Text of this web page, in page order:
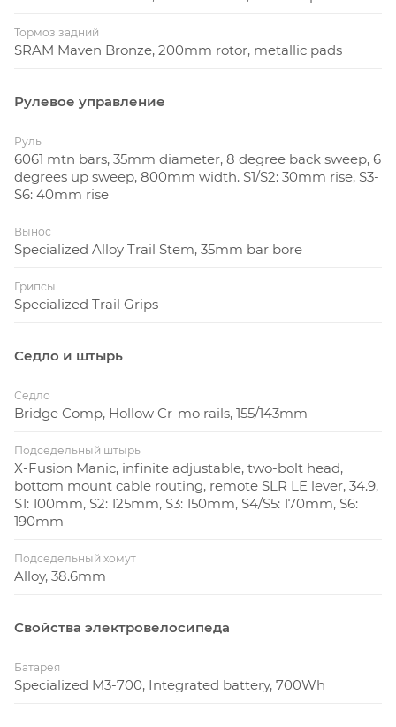
Тормоз задний
SRAM Maven Bronze, 200mm rotor, metallic pads
Рулевое управление
Руль
6061 mtn bars, 35mm diameter, 8 degree back sweep, 6
degrees up sweep, 800mm width. S1/S2: 30mm rise, S3-
S6: 40mm rise
Вынос
Specialized Alloy Trail Stem, 35mm bar bore
Грипсы
Specialized Trail Grips
Седло и штырь
Седло
Bridge Comp, Hollow Cr-mo rails, 155/143mm
Подседельный штырь
X-Fusion Manic, infinite adjustable, two-bolt head,
bottom mount cable routing, remote SLR LE lever, 34.9,
S1: 100mm, S2: 125mm, S3: 150mm, S4/S5: 170mm, S6:
190mm
Подседельный хомут
Alloy, 38.6mm
Свойства электровелосипеда
Батарея
Specialized M3-700, Integrated battery, 700Wh